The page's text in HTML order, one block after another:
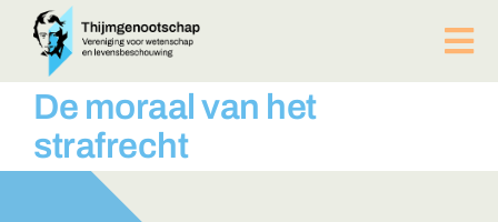
naar
inhoud
BIJEENKOMSTEN
ACTUEEL
De moraal van het
strafrecht